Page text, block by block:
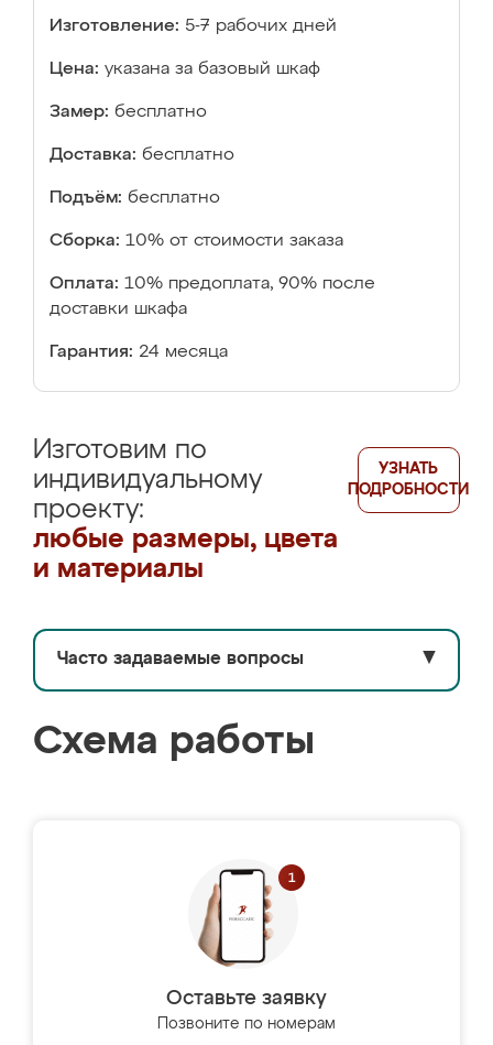
Изготовление: 5-7 рабочих дней
Цена: указана за базовый шкаф
Замер: бесплатно
Доставка: бесплатно
Подъём: бесплатно
Сборка: 10% от стоимости заказа
Оплата: 10% предоплата, 90% после
доставки шкафа
Гарантия: 24 месяца
Изготовим по
индивидуальному
проекту:
любые размеры, цвета
и материалы
УЗНАТЬ
ПОДРОБНОСТИ
Часто задаваемые вопросы ▼
Схема работы
Оставьте заявку
Позвоните по номерам